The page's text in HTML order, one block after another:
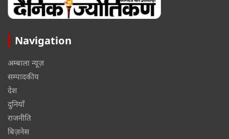
Navigation
अम्बाला न्यूज़
सम्पादकीय
देश
दुनियाँ
राजनीति
बिज़नेस